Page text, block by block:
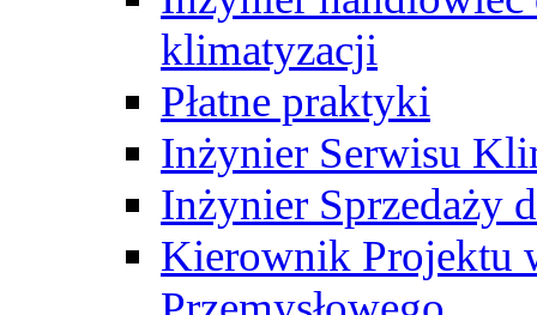
klimatyzacji
Płatne praktyki
Inżynier Serwisu
Inżynier Sprzedaży
Kierownik Projektu